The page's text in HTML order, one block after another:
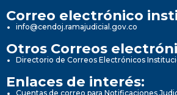
Correo electrónico
info@cendoj.ramajudicial.gov.co
Otros Correos
Directorio de Correos Electrónicos
Enlaces de interés:
Cuentas de correo para Notificaciones